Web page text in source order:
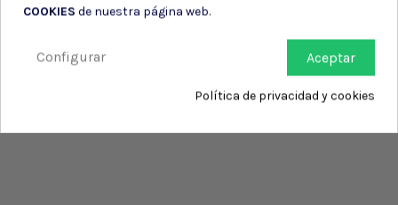
COOKIES de nuestra página web.
Aceptar
Configurar
Política de privacidad y cookies